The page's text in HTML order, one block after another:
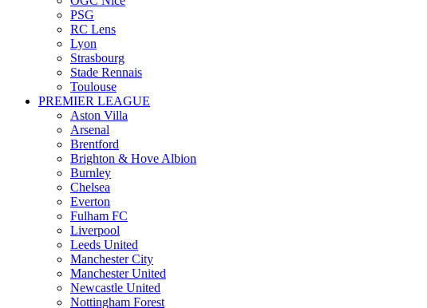
PSG
RC Lens
Lyon
Strasbourg
Stade Rennais
Toulouse
PREMIER LEAGUE
Aston Villa
Arsenal
Brentford
Brighton & Hove Albion
Burnley
Chelsea
Everton
Fulham FC
Liverpool
Leeds United
Manchester City
Manchester United
Newcastle United
Nottingham Forest